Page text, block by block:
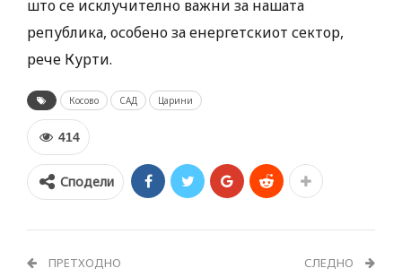
што се исклучително важни за нашата
република, особено за енергетскиот сектор,
рече Курти.
Косово САД Царини
414
Сподели
ПРЕТХОДНО СЛЕДНО